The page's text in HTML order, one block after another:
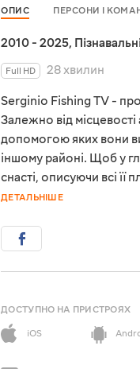
ОПИС ПЕРСОНИ І
2010 - 2025,
Full HD
28 хвилин
Serginio Fishing TV -
Залежно від
допомогою яких вони
іншому районі. Щоб у
снасті, описуючи всі
ДЕТАЛЬНІШЕ
ДОСТУПНО НА ПРИСТРОЯХ
iOS